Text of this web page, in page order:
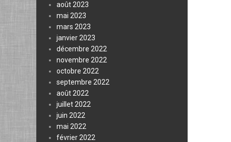
août 2023
mai 2023
mars 2023
janvier 2023
décembre 2022
novembre 2022
octobre 2022
septembre 2022
août 2022
juillet 2022
juin 2022
mai 2022
février 2022